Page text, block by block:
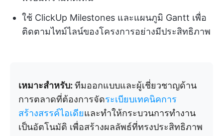
ใช้ ClickUp Milestones และแผนภูมิ Gantt เพื่อ
ติดตามไทม์ไลน์ของโครงการอย่างมีประสิทธิภาพ
เหมาะสำหรับ: ทีมออกแบบและผู้เชี่ยวชาญด้าน
การตลาดที่ต้องการจัดระเบียบเทคนิคการ
สร้างสรรค์ไอเดียและทำให้กระบวนการทำงาน
เป็นอัตโนมัติ เพื่อสร้างผลลัพธ์ที่ทรงประสิทธิภาพ